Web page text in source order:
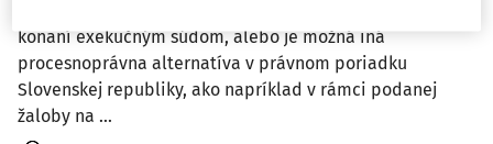
konaní exekučným súdom, alebo je možná iná
procesnoprávna alternatíva v právnom poriadku
Slovenskej republiky, ako napríklad v rámci podanej
žaloby na ...